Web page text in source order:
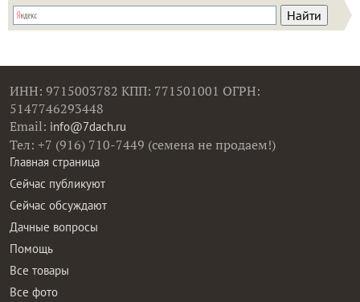
ИНН: 9715003782 КПП: 771501001 ОГРН:
5147746293448
Email: info@7dach.ru
Тел: +7 (916) 710-7449 (семена не продаем!)
Главная страница
Сейчас публикуют
Сейчас обсуждают
Дачные вопросы
Помощь
Все товары
Все фото